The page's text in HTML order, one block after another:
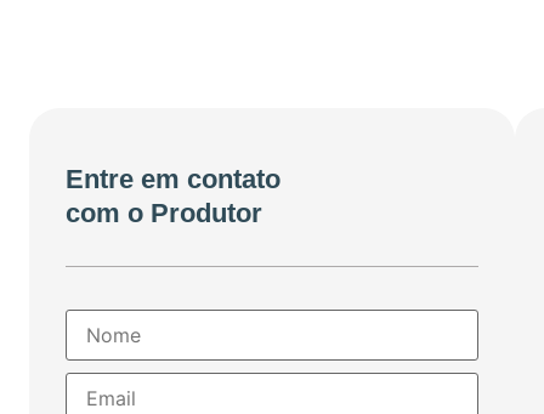
Entre em contato
com o Produtor